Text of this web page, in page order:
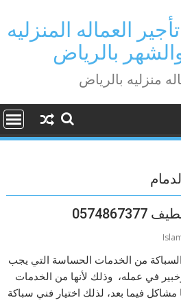
0596042802 تأجير العماله المنزليه
بالرياض
منزليه بالرياض
من الخدمات الحساسة التي يجب
في عمله، وذلك لأنها من الخدمات
فيما بعد، لذلك اختيار فني سباكة